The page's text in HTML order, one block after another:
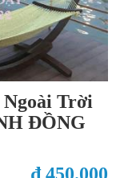
Ngoài Trời
ĐỒNG
₫ 450.000